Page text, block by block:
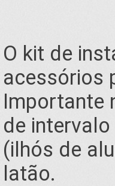
O kit de
acessórios
Importante
de
(ilhós de
latão.